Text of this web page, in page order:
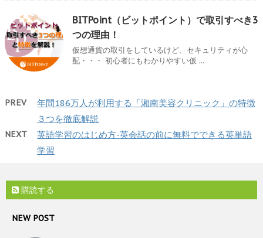
BITPoint（ビットポイント）で取引すべき3
つの理由！
仮想通貨の取引をしているけど、セキュリティが心
配・・・ 初心者にもわかりやすい仮 ...
PREV
年間186万人が利用する「湘南美容クリニック」の特徴
３つを徹底解説
NEXT
英語学習のはじめ方-英会話の前に無料でできる英単語
学習
購読する
NEW POST